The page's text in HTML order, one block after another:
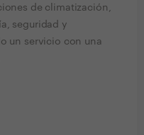
de climatización,
seguridad y
un servicio con una